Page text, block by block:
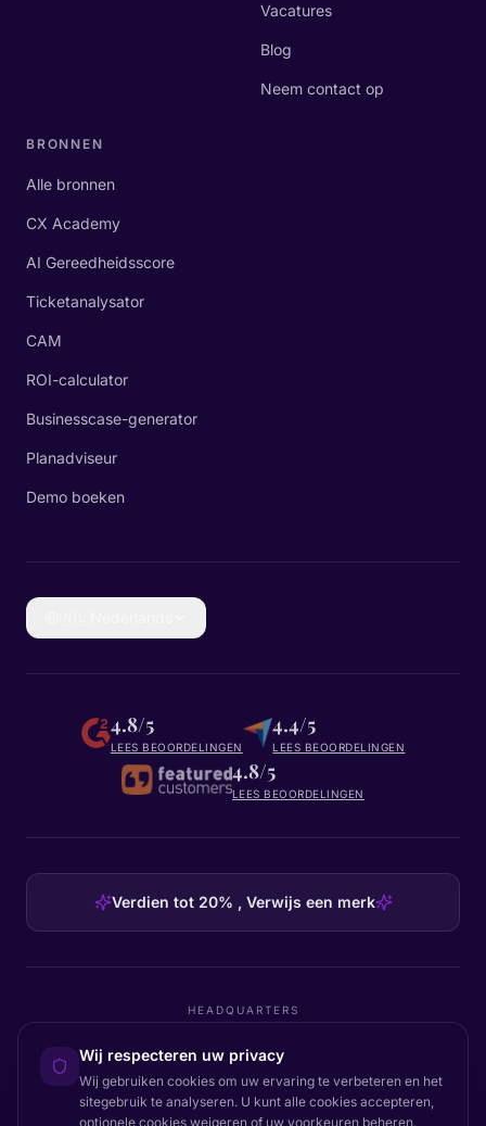
Vacatures
Blog
Neem contact op
BRONNEN
Alle bronnen
CX Academy
AI Gereedheidsscore
Ticketanalysator
CAM
ROI-calculator
Businesscase-generator
Planadviseur
Demo boeken
4.8/5
LEES BEOORDELINGEN
4.4/5
LEES BEOORDELINGEN
4.8/5
LEES BEOORDELINGEN
Verdien tot 20% , Verwijs een merk
HEADQUARTERS
C/O GRROW, Pilestræde 52A København K
Wij respecteren uw privacy
Wij gebruiken cookies om uw ervaring te verbeteren en het
sitegebruik te analyseren. U kunt alle cookies accepteren,
optionele cookies weigeren of uw voorkeuren beheren.